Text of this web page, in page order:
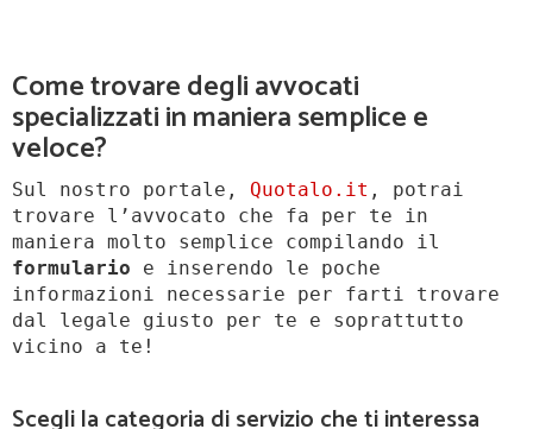
Come trovare degli avvocati
specializzati in maniera semplice e
veloce?
Sul nostro portale, Quotalo.it , potrai
trovare l’avvocato che fa per te in
maniera molto semplice compilando il
formulario e inserendo le poche
informazioni necessarie per farti trovare
dal legale giusto per te e soprattutto
vicino a te!
Scegli la categoria di servizio che ti interessa